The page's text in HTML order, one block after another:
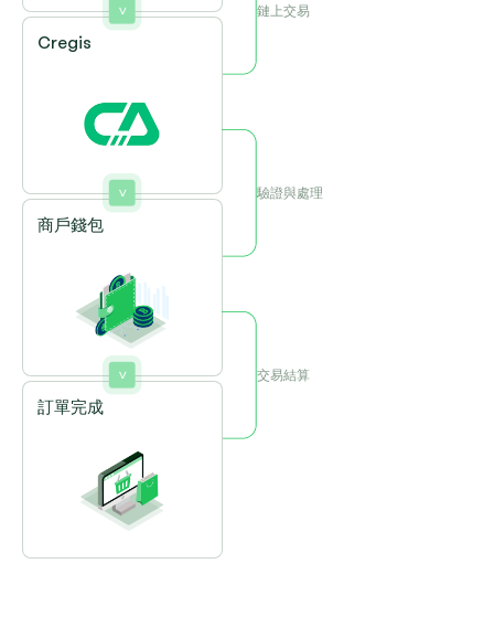
鏈上交易
驗證與處理
Cregis
交易結算
商戶錢包
訂單完成